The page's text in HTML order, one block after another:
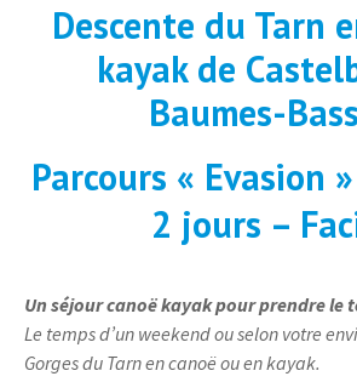
Descente du Tarn
kayak de
Baumes-
Parcours « Evasion
2 jours –
Un séjour canoë kayak pour prendre le
Le temps d’un weekend ou selon votre
Gorges du Tarn en canoë ou en kayak.